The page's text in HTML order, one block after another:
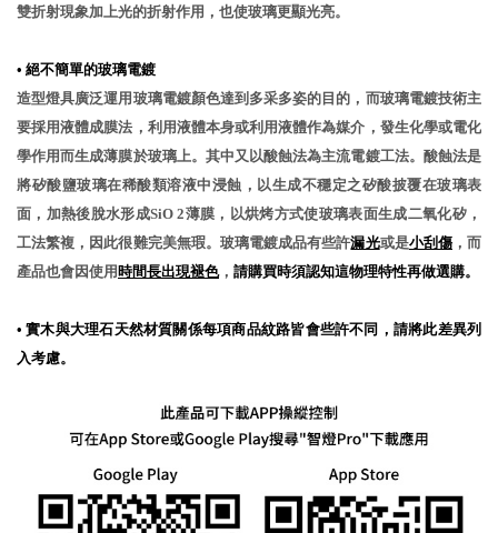
雙折射現象加上光的折射作用，也使玻璃更顯光亮。
• 絕不簡單的玻璃電鍍
造型燈具廣泛運用玻璃電鍍顏色達到多采多姿的目的，而玻璃電鍍技術主
要採用液體成膜法，利用液體本身或利用液體作為媒介，發生化學或電化
學作用而生成薄膜於玻璃上。其中又以酸蝕法為主流電鍍工法。酸蝕法是
將矽酸鹽玻璃在稀酸類溶液中浸蝕，以生成不穩定之矽酸披覆在玻璃表
面，加熱後脫水形成SiO 2薄膜，以烘烤方式使玻璃表面生成二氧化矽，
工法繁複，因此很難完美無瑕。玻璃電鍍成品有些許漏光或是小刮傷，而
產品也會因使用時間長出現褪色， 請購買時須認知這物理特性再做選購。
• 實木與大理石天然材質關係每項商品紋路皆會些許不同，請將此差異列
入考慮。